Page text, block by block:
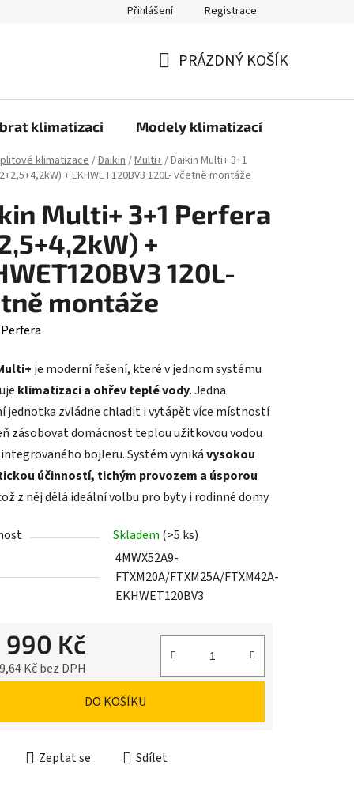
Přihlášení Registrace
KOŠÍK
PRÁZDNÝ KOŠÍK
klimatizaci Modely klimatizací
klimatizace/Daikin/Multi+/Daikin Multi+ 3+1
+ EKHWET120BV3 120L- včetně montáže
Multi+ 3+1 Perfera
+
120L-
montáže
Perfera
je moderní řešení, které v jednom systému
klimatizaci a ohřev teplé vody. Jedna
jednotka zvládne chladit i vytápět více místností
zásobovat domácnost teplou užitkovou vodou
bojleru. Systém vynikávysokou
účinností, tichým provozem a úsporou
z něj dělá ideální volbu pro byty i rodinné domy
Skladem (>5 ks)
4MWX52A9-
FTXM20A/FTXM25A/FTXM42A-
EKHWET120BV3
990 Kč
Kč bez DPH
DO KOŠÍKU
Zeptat se Sdílet